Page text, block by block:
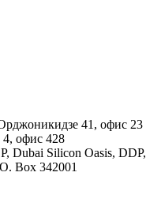
41, офис 23
4, офис 428
Dubai Silicon Oasis, DDP,
Box 342001